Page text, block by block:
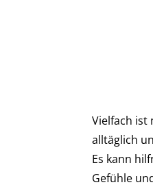
Vielfach ist
alltäglich
Es kann
Gefühle